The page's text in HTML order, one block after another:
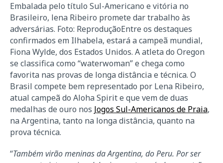
Embalada pelo título Sul-Americano e vitória no
Brasileiro, lena Ribeiro promete dar trabalho às
adversárias. Foto: ReproduçãoEntre os destaques
confirmados em Ilhabela, estará a campeã mundial,
Fiona Wylde, dos Estados Unidos. A atleta do Oregon
se classifica como “waterwoman” e chega como
favorita nas provas de longa distância e técnica. O
Brasil compete bem representado por Lena Ribeiro,
atual campeã do Aloha Spirit e que vem de duas
medalhas de ouro nos Jogos Sul-Americanos de Praia,
na Argentina, tanto na longa distância, quanto na
prova técnica.
“Também virão meninas da Argentina, do Peru. Por ser